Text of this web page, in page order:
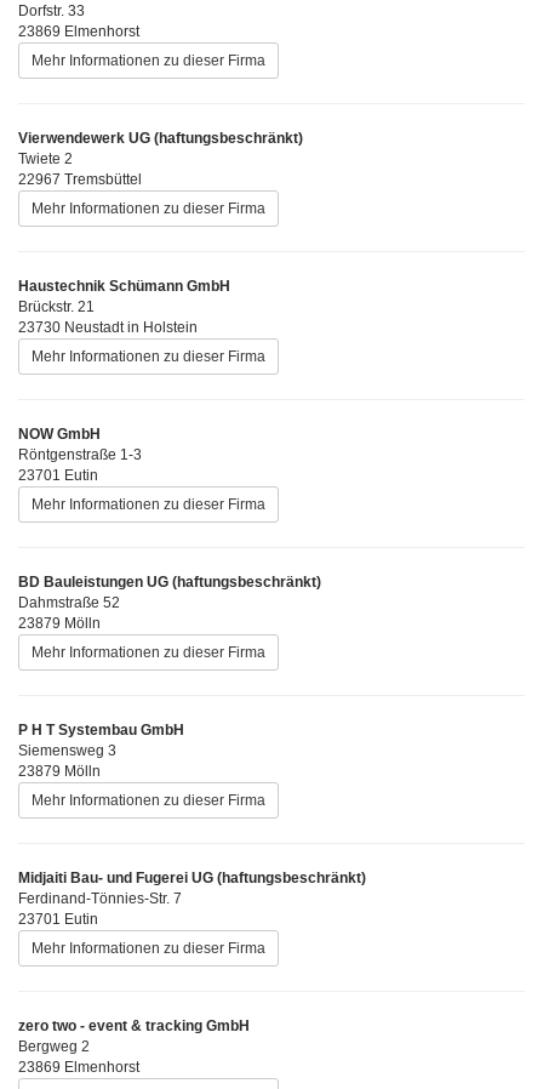
Dorfstr. 33
23869 Elmenhorst
Mehr Informationen zu dieser Firma
Vierwendewerk UG (haftungsbeschränkt)
Twiete 2
22967 Tremsbüttel
Mehr Informationen zu dieser Firma
Haustechnik Schümann GmbH
Brückstr. 21
23730 Neustadt in Holstein
Mehr Informationen zu dieser Firma
NOW GmbH
Röntgenstraße 1-3
23701 Eutin
Mehr Informationen zu dieser Firma
BD Bauleistungen UG (haftungsbeschränkt)
Dahmstraße 52
23879 Mölln
Mehr Informationen zu dieser Firma
P H T Systembau GmbH
Siemensweg 3
23879 Mölln
Mehr Informationen zu dieser Firma
Midjaiti Bau- und Fugerei UG (haftungsbeschränkt)
Ferdinand-Tönnies-Str. 7
23701 Eutin
Mehr Informationen zu dieser Firma
zero two - event & tracking GmbH
Bergweg 2
23869 Elmenhorst